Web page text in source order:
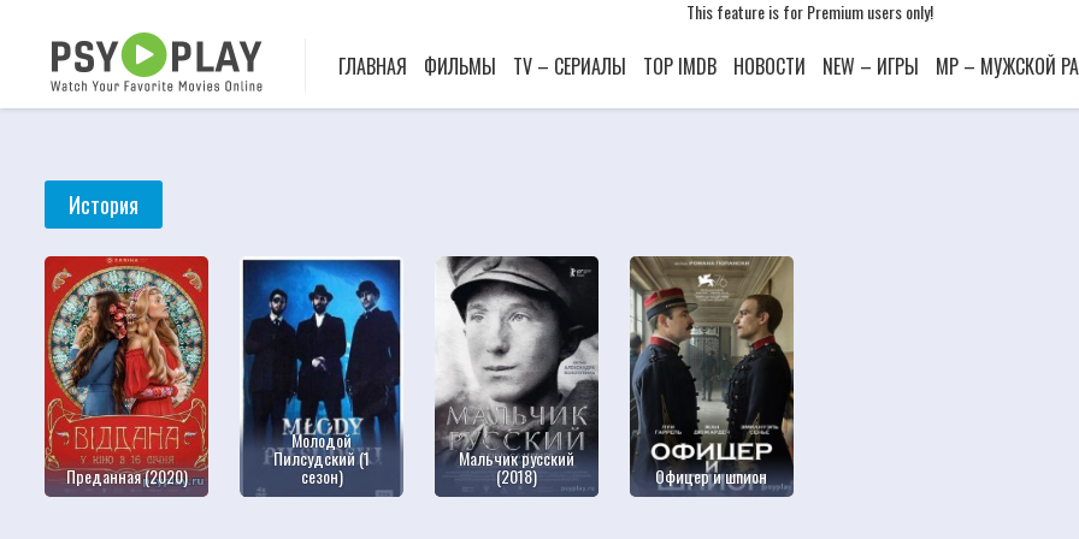
This feature is for Premium users only!
This feature is for Premium users only!
ГЛАВНАЯ ФИЛЬМЫ TV – СЕРИАЛЫ TOP IMDB НОВОСТИ NEW – ИГРЫ MP – МУЖСКОЙ
История
Преданная (2020)
Молодой
Пилсудский (1
сезон)
Мальчик русский
(2018) Офицер и шпион